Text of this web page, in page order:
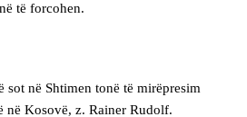
të forcohen.
sot në Shtimen tonë të mirëpresim
në Kosovë, z. Rainer Rudolf.